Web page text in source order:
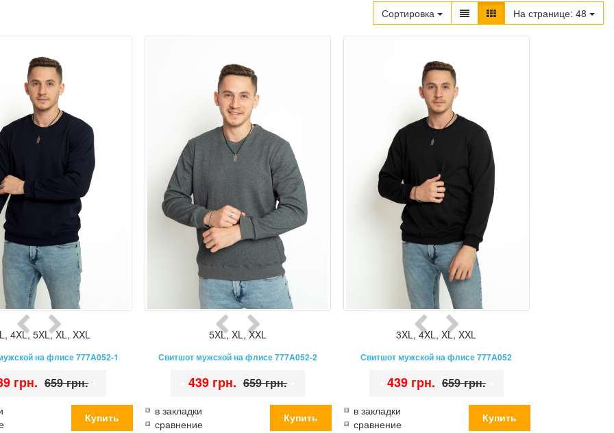
Сортировка На странице: 48
, 4XL, 5XL,XL, XXL
на флисе 777A052-1
грн. 659 грн.
5XL, XL,XXL
Свитшот мужской на флисе 777A052-2
439 грн. 659 грн.
в закладки
сравнение
3XL,4XL,XL,XXL
Свитшот мужской на флисе 777A052
439 грн. 659 грн.
в закладки
сравнение